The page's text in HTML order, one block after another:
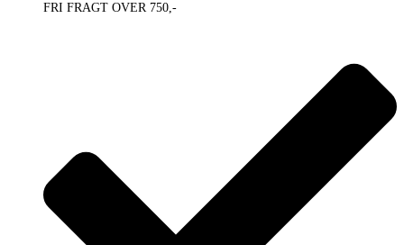
FRI FRAGT OVER 750,-